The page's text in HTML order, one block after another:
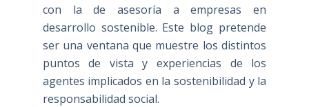
con la de asesoría a empresas en
desarrollo sostenible. Este blog pretende
ser una ventana que muestre los distintos
puntos de vista y experiencias de los
agentes implicados en la sostenibilidad y la
responsabilidad social.